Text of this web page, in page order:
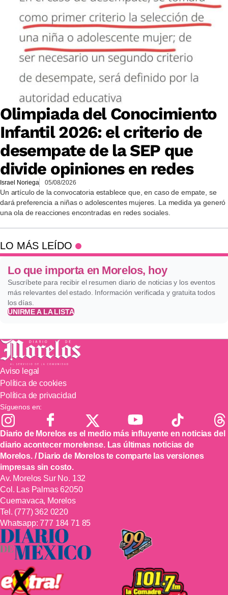
Olimpiada del Conocimiento
Infantil 2026: el criterio de
desempate de la SEP que
divide opiniones en redes
Israel Noriega 05/08/2026
Un artículo de la convocatoria establece que, en caso de empate, se
dará preferencia a niñas o adolescentes mujeres. La medida ya generó
una ola de reacciones encontradas en redes sociales.
LO MÁS LEÍDO
Lo que importa en Morelos, hoy
Suscríbete para recibir el resumen diario de noticias y los eventos
más relevantes del estado. Información verificada y gratuita todos
los días.
UNIRME A LA LISTA
Aviso legal
Política de cookies
Política de privacidad
Síguenos en:
Diario de Morelos es el medio más influyente en noticias del
diario acontecer morelense. Las últimas noticias de
Morelos. / Diario de Morelos te comparte las versiones
impresas sin costo.
Av. Morelos Sur No. 132
Col. Las Palmas 62050
Cuernavaca, Morelos
Tel. (777) 362 0220
Whatsapp:777 184 71 85